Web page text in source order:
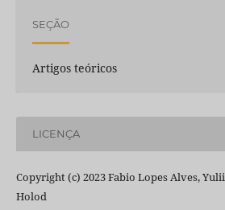
SEÇÃO
Artigos teóricos
LICENÇA
Copyright (c) 2023 Fabio Lopes Alves,
Holod